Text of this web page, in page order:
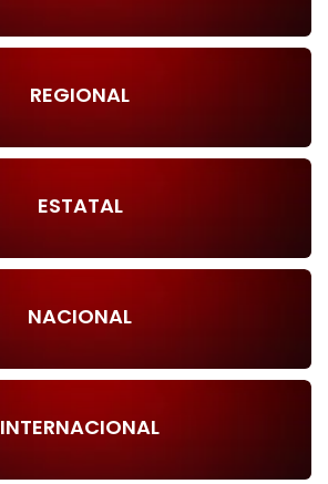
REGIONAL
ESTATAL
NACIONAL
INTERNACIONAL